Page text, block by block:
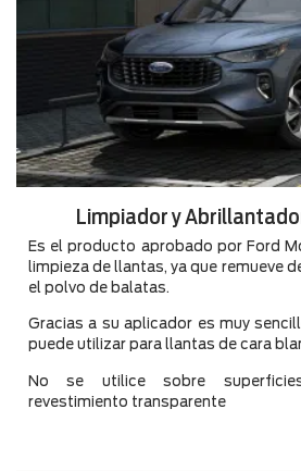
Limpiador y
Es el producto aprobado por Ford
limpieza de llantas, ya que remueve
el polvo de balatas.
Gracias a su aplicador es muy
puede utilizar para llantas de cara
No se utilice sobre
revestimiento transparente